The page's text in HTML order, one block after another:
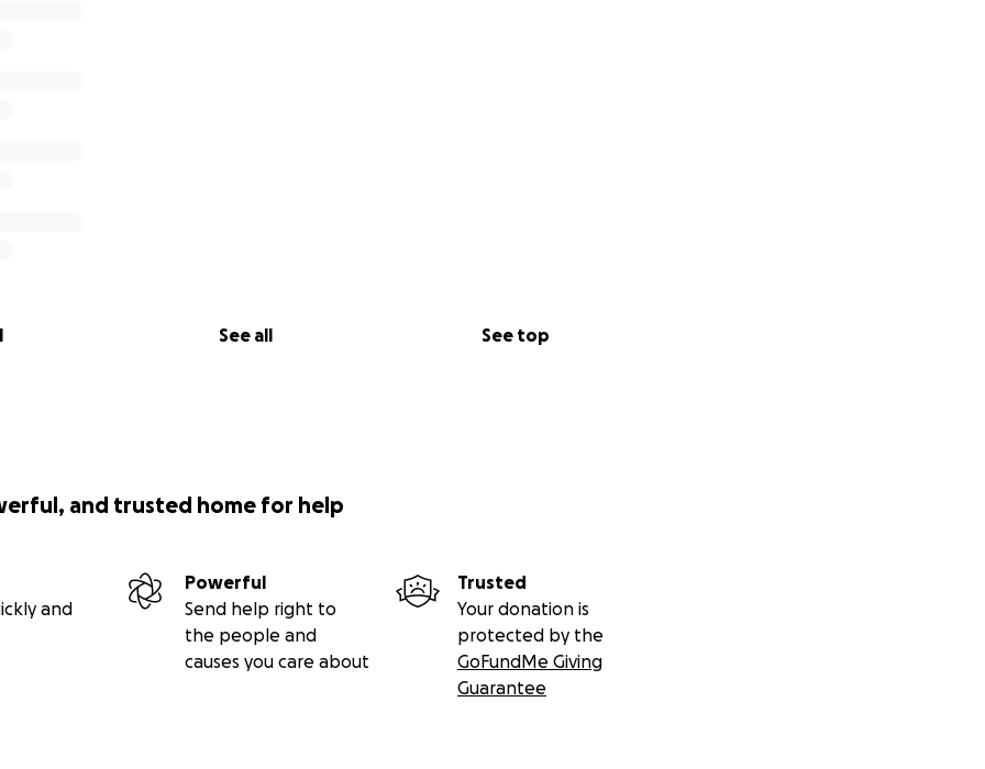
See all See top
and trusted home for help
and
Powerful
Send help right to
the people and
causes you care about
Trusted
Your donation is
protected by the
GoFundMe Giving
Guarantee